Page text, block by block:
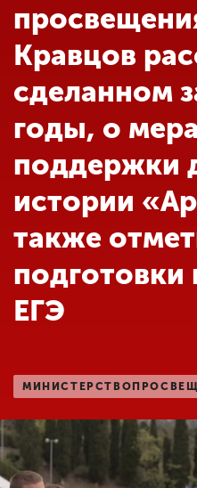
Наука
Международная
деятельность
Другие виды
деятельности
Студенческая
Сведения об
образовательной
Кравцов
сделанном
годы, о
поддержки
истории
также
подготовки
ЕГЭ